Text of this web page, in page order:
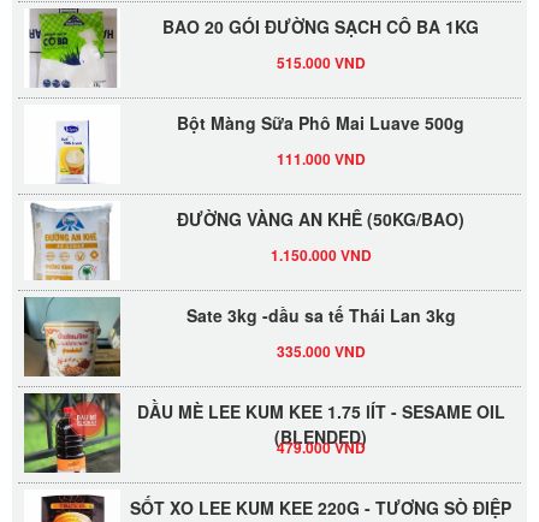
BAO 20 GÓI ĐƯỜNG SẠCH CÔ BA 1KG
Bột Màng Sữa Phô Mai Luave 500g
ĐƯỜNG VÀNG AN KHÊ (50KG/BAO)
Sate 3kg -dầu sa tế Thái Lan 3kg
DẦU MÈ LEE KUM KEE 1.75 lÍT - SESAME OIL
(BLENDED)
479.000 VND
SỐT XO LEE KUM KEE 220G - TƯƠNG SÒ ĐIỆP